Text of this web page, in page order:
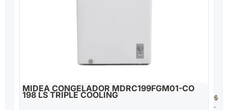
MIDEA CONGELADOR MDRC199FGM01-CO
198 LS TRIPLE COOLING
$